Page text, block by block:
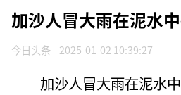
加沙人冒大雨在泥水
今日头条 2025-01-02 10:39:27
加沙人冒大雨在泥水